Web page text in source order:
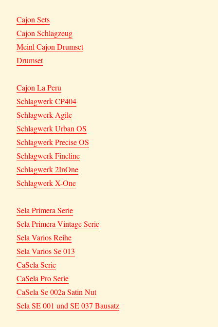
Cajon Sets
Cajon Schlagzeug
Meinl Cajon Drumset
Drumset
Cajon La Peru
Schlagwerk CP404
Schlagwerk Agile
Schlagwerk Urban OS
Schlagwerk Precise OS
Schlagwerk Fineline
Schlagwerk 2InOne
Schlagwerk X-One
Sela Primera Serie
Sela Primera Vintage Serie
Sela Varios Reihe
Sela Varios Se 013
CaSela Serie
CaSela Pro Serie
CaSela Se 002a Satin Nut
Sela SE 001 und SE 037 Bausatz